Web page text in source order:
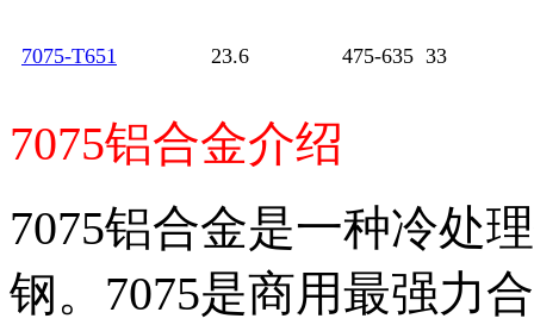
7075-T651 23.6 475-635 33
7075铝合金介绍
7075铝合金是一种冷处
钢。 7075是商用最强力